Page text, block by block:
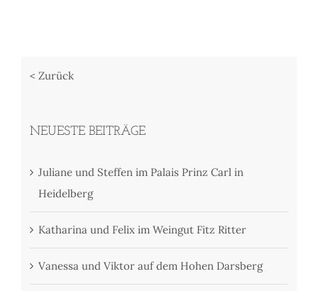
< Zurück
NEUESTE BEITRÄGE
Juliane und Steffen im Palais Prinz Carl in
Heidelberg
Katharina und Felix im Weingut Fitz Ritter
Vanessa und Viktor auf dem Hohen Darsberg